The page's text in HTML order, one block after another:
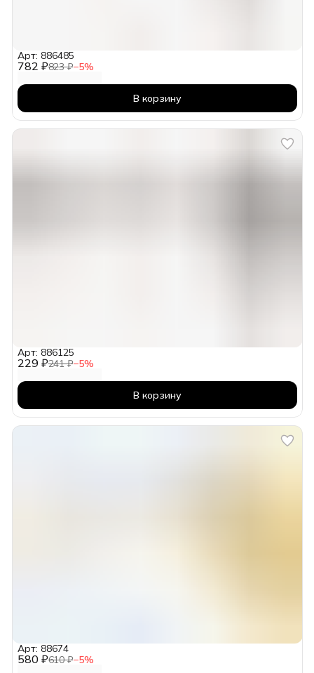
782 ₽823 ₽−5%
Арт: 886485
В корзину
229 ₽241 ₽−5%
Арт: 886125
В корзину
580 ₽610 ₽−5%
Арт: 88674